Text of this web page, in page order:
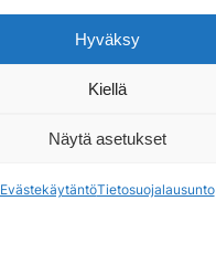
Hyväksy
Kiellä
Näytä asetukset
EvästekäytäntöTietosuojalausunto